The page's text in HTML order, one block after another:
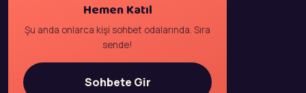
Hemen Katıl
Şu anda onlarca kişi sohbet odalarında. Sıra
sende!
Sohbete Gir